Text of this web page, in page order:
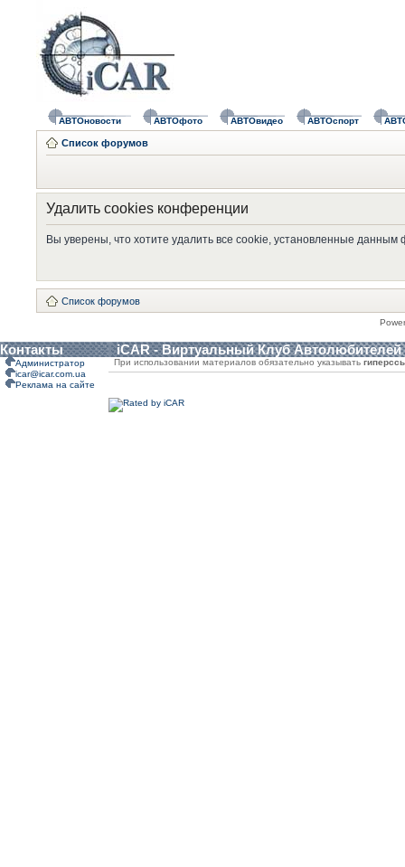
АВТОновости АВТОфото АВТОвидео АВТОспорт
Список форумов
Удалить cookies конференции
Вы уверены, что хотите удалить все cookie, установленные
Список форумов
Контакты iCAR - Виртуальный Клуб Автолюбителей
Администратор
icar@icar.com.ua
Реклама на сайте
При использовании материалов обязательно указывать